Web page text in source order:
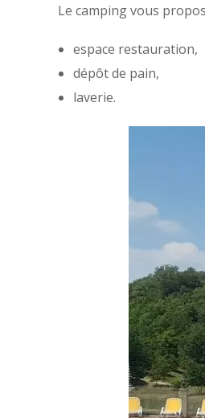
Le camping vous
espace restauration,
dépôt de pain,
laverie.